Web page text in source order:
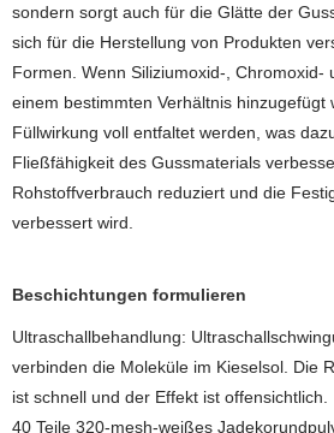
sondern sorgt auch für die Glätte der
sich für die Herstellung von Produkten
Formen. Wenn Siliziumoxid-, Chromoxid-
einem bestimmten Verhältnis hinzugefügt
Füllwirkung voll entfaltet werden, was
Fließfähigkeit des Gussmaterials
Rohstoffverbrauch reduziert und die
verbessert wird.
Beschichtungen formulieren
Ultraschallbehandlung:
verbinden die Moleküle im Kieselsol. Die
ist schnell und der Effekt ist offensichtlich.
40 Teile 320-mesh-weißes